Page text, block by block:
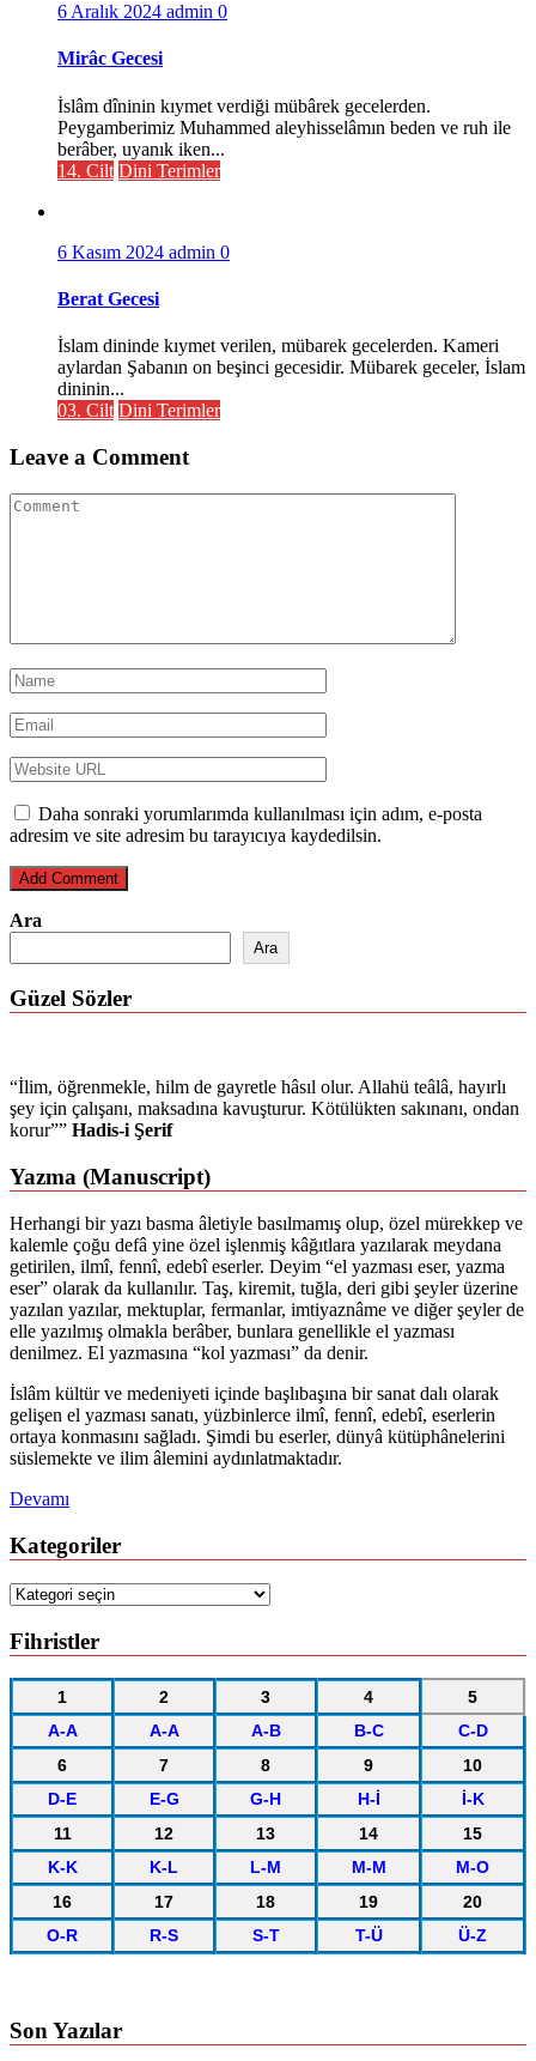
6 Aralık 2024 admin 0
Mirâc Gecesi
İslâm dîninin kıymet verdiği mübârek gecelerden.
Peygamberimiz Muhammed aleyhisselâmın beden ve ruh ile
berâber, uyanık iken...
14. Cilt Dini Terimler
6 Kasım 2024 admin 0
Berat Gecesi
İslam dininde kıymet verilen, mübarek gecelerden. Kameri
aylardan Şabanın on beşinci gecesidir. Mübarek geceler, İslam
dininin...
03. Cilt Dini Terimler
Leave a Comment
Daha sonraki yorumlarımda kullanılması için adım, e-posta
adresim ve site adresim bu tarayıcıya kaydedilsin.
Ara
Ara
Güzel Sözler
“İlim, öğrenmekle, hilm de gayretle hâsıl olur. Allahü teâlâ, hayırlı
şey için çalışanı, maksadına kavuşturur. Kötülükten sakınanı, ondan
korur”” Hadis-i Şerif
Yazma (Manuscript)
Herhangi bir yazı basma âletiyle basılmamış olup, özel mürekkep ve
kalemle çoğu defâ yine özel işlenmiş kâğıtlara yazılarak meydana
getirilen, ilmî, fennî, edebî eserler. Deyim “el yazması eser, yazma
eser” olarak da kullanılır. Taş, kiremit, tuğla, deri gibi şeyler üzerine
yazılan yazılar, mektuplar, fermanlar, imtiyaznâme ve diğer şeyler de
elle yazılmış olmakla berâber, bunlara genellikle el yazması
denilmez. El yazmasına “kol yazması” da denir.
İslâm kültür ve medeniyeti içinde başlıbaşına bir sanat dalı olarak
gelişen el yazması sanatı, yüzbinlerce ilmî, fennî, edebî, eserlerin
ortaya konmasını sağladı. Şimdi bu eserler, dünyâ kütüphânelerini
süslemekte ve ilim âlemini aydınlatmaktadır.
Devamı
Kategoriler
Kategoriler
Fihristler
1 2 3 4
5
A-A
A-A A-B B-C
C-D
6
7 8 9
10
D-E
E-G G-H H-İ
İ-K
11
12 13 14
15
K-K
K-L L-M M-M
M-O
16
17 18 19
20
O-R
R-S S-T T-Ü Ü-Z
Son Yazılar